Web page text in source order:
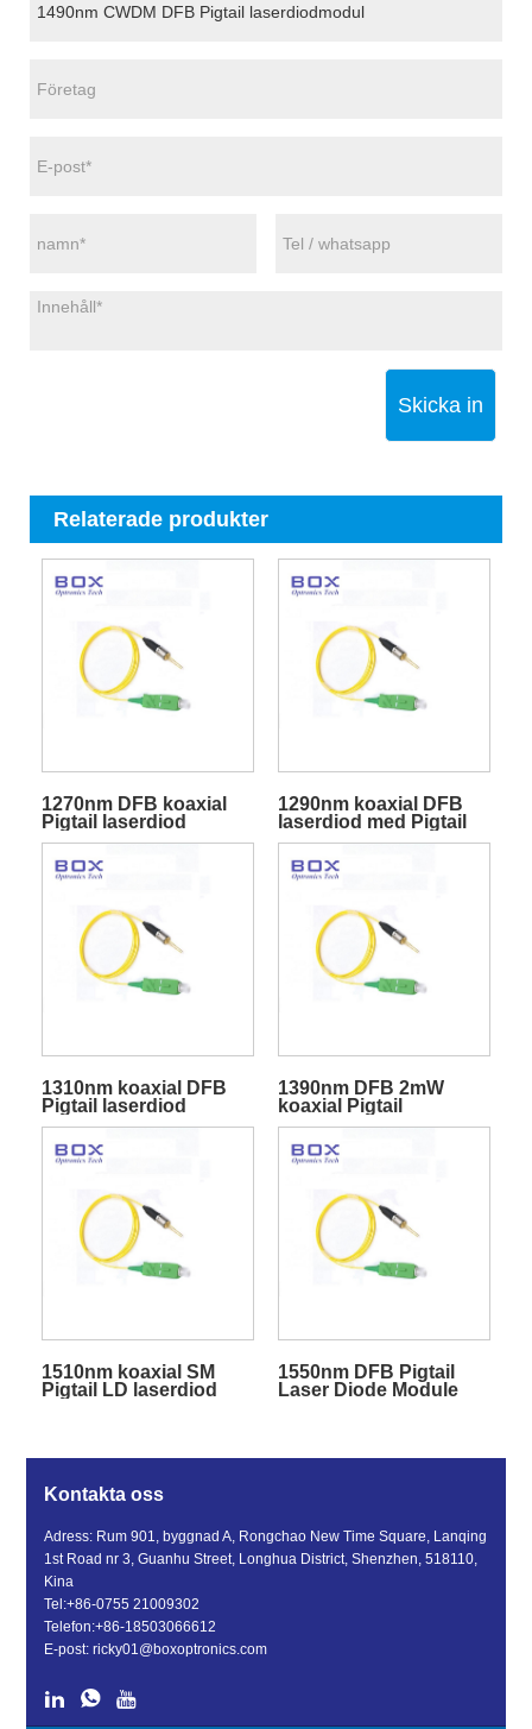
Skicka in
Relaterade produkter
1270nm DFB koaxial
Pigtail laserdiod
1290nm koaxial DFB
laserdiod med Pigtail
1310nm koaxial DFB
Pigtail laserdiod
1390nm DFB 2mW
koaxial Pigtail
laserdiod
1510nm koaxial SM
Pigtail LD laserdiod
1550nm DFB Pigtail
Laser Diode Module
Kontakta oss
Adress: Rum 901, byggnad A, Rongchao New Time Square, Lanqing
1st Road nr 3, Guanhu Street, Longhua District, Shenzhen, 518110,
Kina
Tel:+86-0755 21009302
Telefon:+86-18503066612
E-post:ricky01@boxoptronics.com